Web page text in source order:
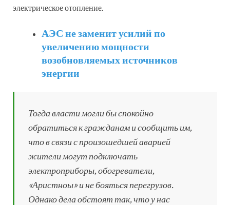
электрическое отопление.
АЭС не заменит усилий по
увеличению мощности
возобновляемых источников
энергии
Тогда власти могли бы спокойно
обратиться к гражданам и сообщить им,
что в связи с произошедшей аварией
жители могут подключать
электроприборы, обогреватели,
«Аристноы» и не бояться перегрузов.
Однако дела обстоят так, что у нас